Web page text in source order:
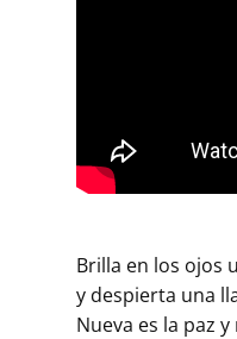
Brilla en los ojos
y despierta una
Nueva es la paz